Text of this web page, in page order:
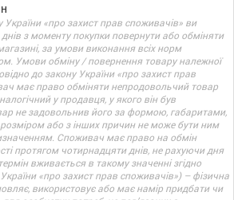
України «про захист прав споживачів» ви
з моменту покупки повернути або обміняти
за умови виконання всіх норм
Умови обміну / повернення товару належної
до закону України «про захист прав
має право обміняти непродовольчий товар
у продавця, у якого він був
не задовольнив його за формою, габаритами,
або з інших причин не може бути ним
Споживач має право на обмін
протягом чотирнадцяти днів, не рахуючи дня
вживається в такому значенні згідно
«про захист прав споживачів») – фізична
використовує або має намір придбати чи